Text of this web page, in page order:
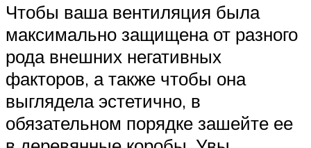
Чтобы ваша вентиляция была
максимально защищена от разного
рода внешних негативных
факторов, а также чтобы она
выглядела эстетично, в
обязательном порядке зашейте ее